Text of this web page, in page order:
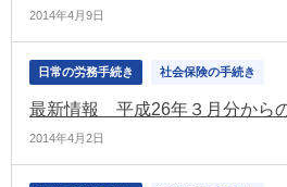
2014年4月9日
日常の労務手続き 社会保険の手続き
2014年4月2日